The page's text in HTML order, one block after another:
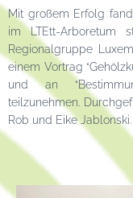
Mit großem Erfolg
im LTEtt-Arboretum
Regionalgruppe
einem Vortrag
und an
teilzunehmen.
Rob und Eike Jablonski.